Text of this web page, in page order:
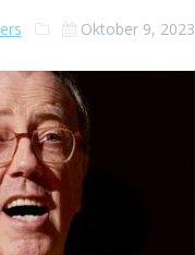
Oktober 9, 2023